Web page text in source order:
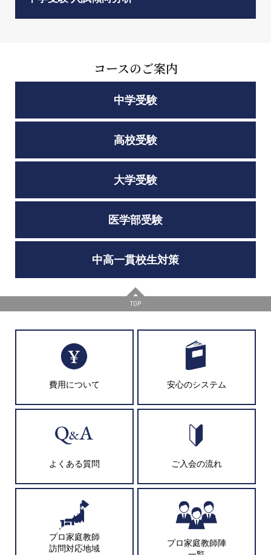
コースのご案内
中学受験
高校受験
大学受験
医学部受験
中高一貫校生対策
TOP
費用について 安心のシステム
よくある質問 ご入会の流れ
プロ家庭教師
訪問対応地域
プロ家庭教師陣